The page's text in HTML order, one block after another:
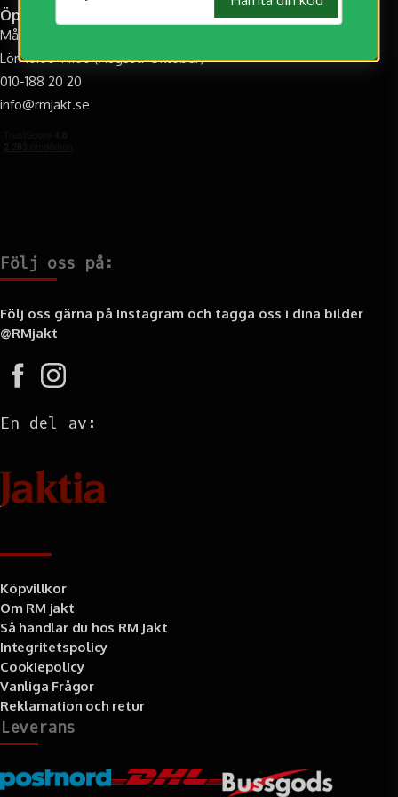
Öppettider
Mån-Fre: 10.00-17.00
Lör: 10:00-14:00 (Augusti-Oktober)
010-188 20 20
info@rmjakt.se
Följ oss på:
Följ oss gärna på Instagram och tagga oss i dina bilder
@RMjakt
En del av:
Köpvillkor
Om RM jakt
Så handlar du hos RM Jakt
Integritetspolicy
Cookiepolicy
Vanliga Frågor
Reklamation och retur
Leverans